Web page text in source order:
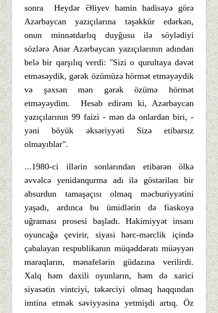
sonra Heydər Əliyev həmin hadisəyə görə
Azərbaycan yazıçılarına təşəkkür edərkən,
onun minnətdarlıq duyğusu ilə söylədiyi
sözlərə Anar Azərbaycan yazıçılarının adından
belə bir qarşılıq verdi: "Sizi o qurultaya dəvət
etməsəydik, gərək özümüzə hörmət etməyəydik
və şəxsən mən gərək özümə hörmət
etməyəydim. Hesab edirəm ki, Azərbaycan
yazıçılarının 99 faizi - mən də onlardan biri, -
yəni böyük əksəriyyəti Sizə etibarsız
olmayıblar".
...1980-ci illərin sonlarından etibarən ölkə
əvvəlcə yenidənqurma adı ilə göstərilən bir
absurdun tamaşaçısı olmaq məcburiyyətini
yaşadı, ardınca bu ümidlərin də fiaskoya
uğraması prosesi başladı. Hakimiyyət insanı
oyuncağa çevirir, siyasi hərc-mərclik içində
çabalayan respublikanın müqəddəratı müəyyən
maraqların, mənafelərin güdazına verilirdi.
Xalq həm daxili oyunların, həm də xarici
siyasətin vintciyi, təkərciyi olmaq haqqından
imtina etmək səviyyəsinə yetmişdi artıq. Öz